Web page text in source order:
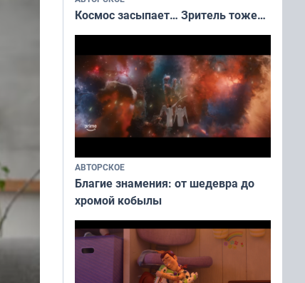
Космос засыпает… Зритель тоже…
АВТОРСКОЕ
Благие знамения: от шедевра до
хромой кобылы